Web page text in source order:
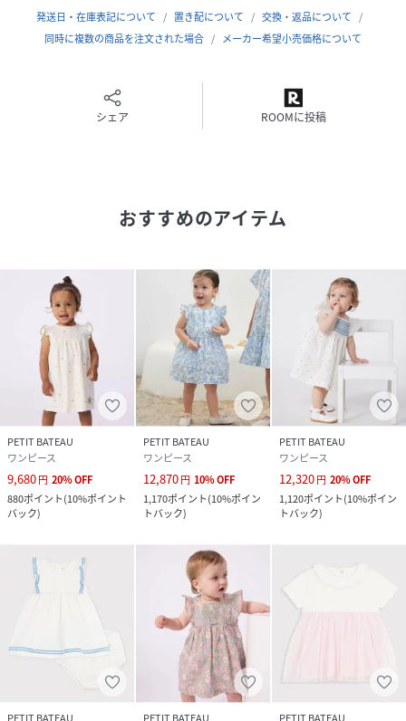
発送日・在庫表記について 置き配について
交換・返品について
同時に複数の商品を注文された場合
メーカー希望小売価格について
シェア ROOMに投稿
おすすめのアイテム
PETIT BATEAU
ワンピース
9,680円 20%OFF
880ポイント(10%ポイント
バック)
PETIT BATEAU
ワンピース
12,870円 10%OFF
1,170ポイント(10%ポイン
トバック)
PETIT BATEAU
ワンピース
12,320円 20%OFF
1,120ポイント(10%ポイン
トバック)
PETIT BATEAU PETIT BATEAU PETIT BATEAU